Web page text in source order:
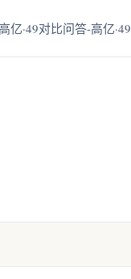
亿·49对比问答-高亿·49